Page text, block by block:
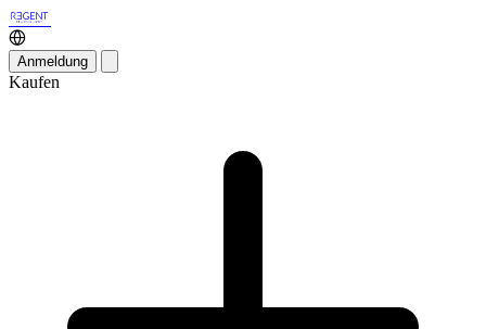
Anmeldung
Kaufen